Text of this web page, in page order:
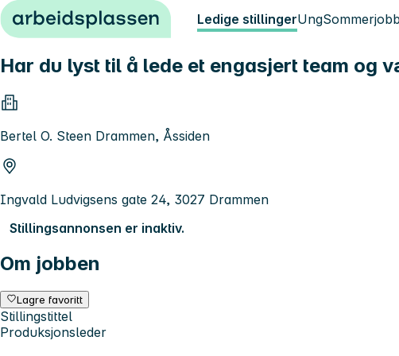
Hopp til innhold Ledige stillingerUng
Har du lyst til å lede et engasjert team og
Bertel O. Steen Drammen, Åssiden
Ingvald Ludvigsens gate 24, 3027 Drammen
Stillingsannonsen er inaktiv.
Om jobben
Lagre favoritt
Stillingstittel
Produksjonsleder